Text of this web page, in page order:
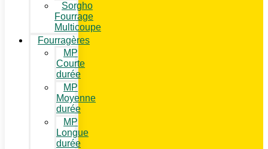
Sorgho
Fourrage
Multicoupe
Fourragères
MP
Courte
durée
MP
Moyenne
durée
MP
Longue
durée